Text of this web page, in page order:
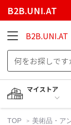
B2B.UNI.AT
B2B.UNI.AT
マイストア
TOP 美術品・ア